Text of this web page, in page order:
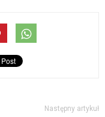
Następny artykuł